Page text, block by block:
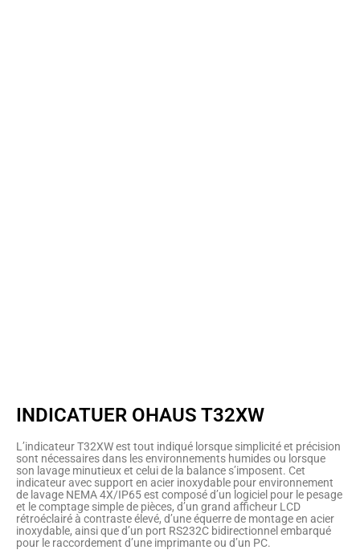
INDICATUER OHAUS T32XW
L’indicateur T32XW est tout indiqué lorsque simplicité et précision
sont nécessaires dans les environnements humides ou lorsque
son lavage minutieux et celui de la balance s’imposent. Cet
indicateur avec support en acier inoxydable pour environnement
de lavage NEMA 4X/IP65 est composé d’un logiciel pour le pesage
et le comptage simple de pièces, d’un grand afficheur LCD
rétroéclairé à contraste élevé, d’une équerre de montage en acier
inoxydable, ainsi que d’un port RS232C bidirectionnel embarqué
pour le raccordement d’une imprimante ou d’un PC.